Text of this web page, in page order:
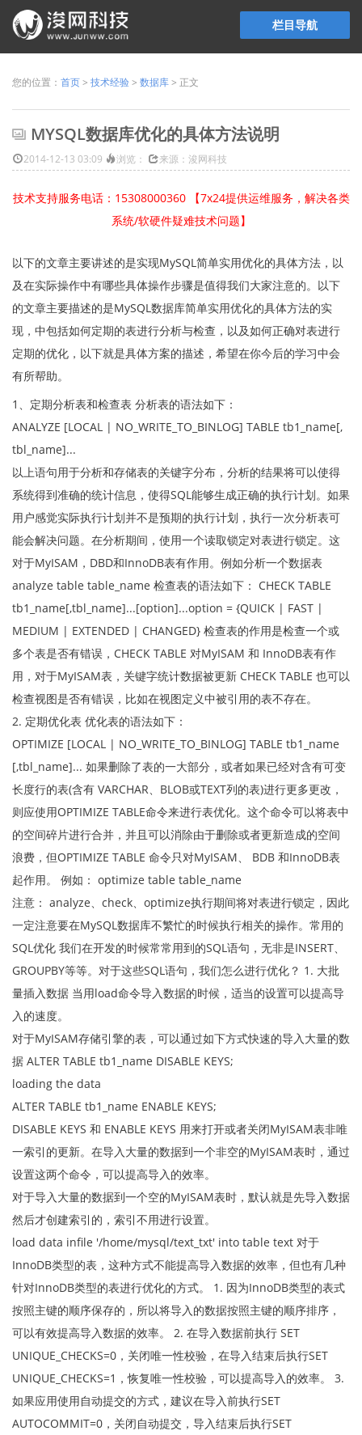
栏目导航
您的位置： 首页> 技术经验> 数据库> 正文
MYSQL数据库优化的具体方法说明
2014-12-13 03:09 浏览： 来源：浚网科技
技术支持服务电话：15308000360 【7x24提供运维服务，解决各类
系统/软硬件疑难技术问题】
以下的文章主要讲述的是实现MySQL简单实用优化的具体方法，以
及在实际操作中有哪些具体操作步骤是值得我们大家注意的。以下
的文章主要描述的是MySQL数据库简单实用优化的具体方法的实
现，中包括如何定期的表进行分析与检查，以及如何正确对表进行
定期的优化，以下就是具体方案的描述，希望在你今后的学习中会
有所帮助。
1、定期分析表和检查表 分析表的语法如下：
ANALYZE [LOCAL | NO_WRITE_TO_BINLOG] TABLE tb1_name[,
tbl_name]...
以上语句用于分析和存储表的关键字分布，分析的结果将可以使得
系统得到准确的统计信息，使得SQL能够生成正确的执行计划。如果
用户感觉实际执行计划并不是预期的执行计划，执行一次分析表可
能会解决问题。在分析期间，使用一个读取锁定对表进行锁定。这
对于MyISAM，DBD和InnoDB表有作用。例如分析一个数据表
analyze table table_name 检查表的语法如下： CHECK TABLE
tb1_name[,tbl_name]...[option]...option = {QUICK | FAST |
MEDIUM | EXTENDED | CHANGED} 检查表的作用是检查一个或
多个表是否有错误，CHECK TABLE 对MyISAM 和 InnoDB表有作
用，对于MyISAM表，关键字统计数据被更新 CHECK TABLE 也可以
检查视图是否有错误，比如在视图定义中被引用的表不存在。
2. 定期优化表 优化表的语法如下：
OPTIMIZE [LOCAL | NO_WRITE_TO_BINLOG] TABLE tb1_name
[,tbl_name]... 如果删除了表的一大部分，或者如果已经对含有可变
长度行的表(含有 VARCHAR、BLOB或TEXT列的表)进行更多更改，
则应使用OPTIMIZE TABLE命令来进行表优化。这个命令可以将表中
的空间碎片进行合并，并且可以消除由于删除或者更新造成的空间
浪费，但OPTIMIZE TABLE 命令只对MyISAM、 BDB 和InnoDB表
起作用。 例如： optimize table table_name
注意： analyze、check、optimize执行期间将对表进行锁定，因此
一定注意要在MySQL数据库不繁忙的时候执行相关的操作。常用的
SQL优化 我们在开发的时候常常用到的SQL语句，无非是INSERT、
GROUPBY等等。对于这些SQL语句，我们怎么进行优化？ 1. 大批
量插入数据 当用load命令导入数据的时候，适当的设置可以提高导
入的速度。
对于MyISAM存储引擎的表，可以通过如下方式快速的导入大量的数
据 ALTER TABLE tb1_name DISABLE KEYS;
loading the data
ALTER TABLE tb1_name ENABLE KEYS;
DISABLE KEYS 和 ENABLE KEYS 用来打开或者关闭MyISAM表非唯
一索引的更新。在导入大量的数据到一个非空的MyISAM表时，通过
设置这两个命令，可以提高导入的效率。
对于导入大量的数据到一个空的MyISAM表时，默认就是先导入数据
然后才创建索引的，索引不用进行设置。
load data infile '/home/mysql/text_txt' into table text 对于
InnoDB类型的表，这种方式不能提高导入数据的效率，但也有几种
针对InnoDB类型的表进行优化的方式。 1. 因为InnoDB类型的表式
按照主键的顺序保存的，所以将导入的数据按照主键的顺序排序，
可以有效提高导入数据的效率。 2. 在导入数据前执行 SET
UNIQUE_CHECKS=0，关闭唯一性校验，在导入结束后执行SET
UNIQUE_CHECKS=1，恢复唯一性校验，可以提高导入的效率。 3.
如果应用使用自动提交的方式，建议在导入前执行SET
AUTOCOMMIT=0，关闭自动提交，导入结束后执行SET